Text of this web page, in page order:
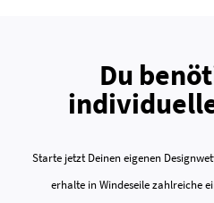
Du
Starte jetzt Deinen eigenen
erhalte in Windeseile zahlreiche